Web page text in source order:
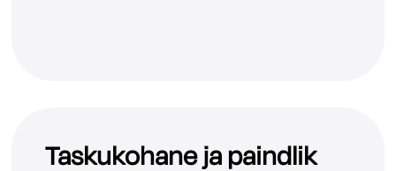
Taskukohane ja paindlik